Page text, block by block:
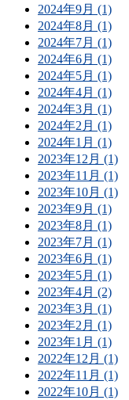
2024年9月 (1)
2024年8月 (1)
2024年7月 (1)
2024年6月 (1)
2024年5月 (1)
2024年4月 (1)
2024年3月 (1)
2024年2月 (1)
2024年1月 (1)
2023年12月 (1)
2023年11月 (1)
2023年10月 (1)
2023年9月 (1)
2023年8月 (1)
2023年7月 (1)
2023年6月 (1)
2023年5月 (1)
2023年4月 (2)
2023年3月 (1)
2023年2月 (1)
2023年1月 (1)
2022年12月 (1)
2022年11月 (1)
2022年10月 (1)